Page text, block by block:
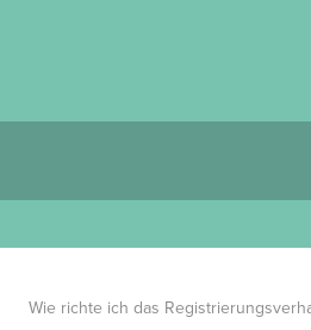
Wie richte ich das